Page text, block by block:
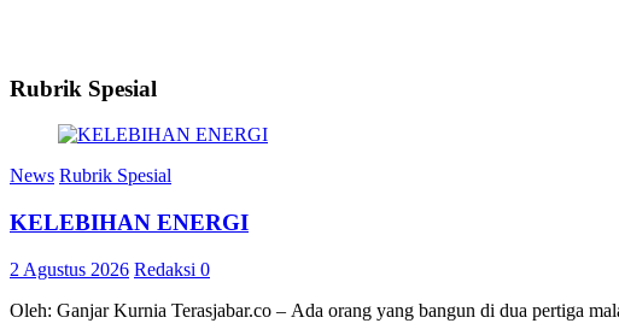
Rubrik Spesial
News Rubrik Spesial
KELEBIHAN ENERGI
2 Agustus 2026 Redaksi 0
Oleh: Ganjar Kurnia Terasjabar.co – Ada orang yang bangun di dua pertiga